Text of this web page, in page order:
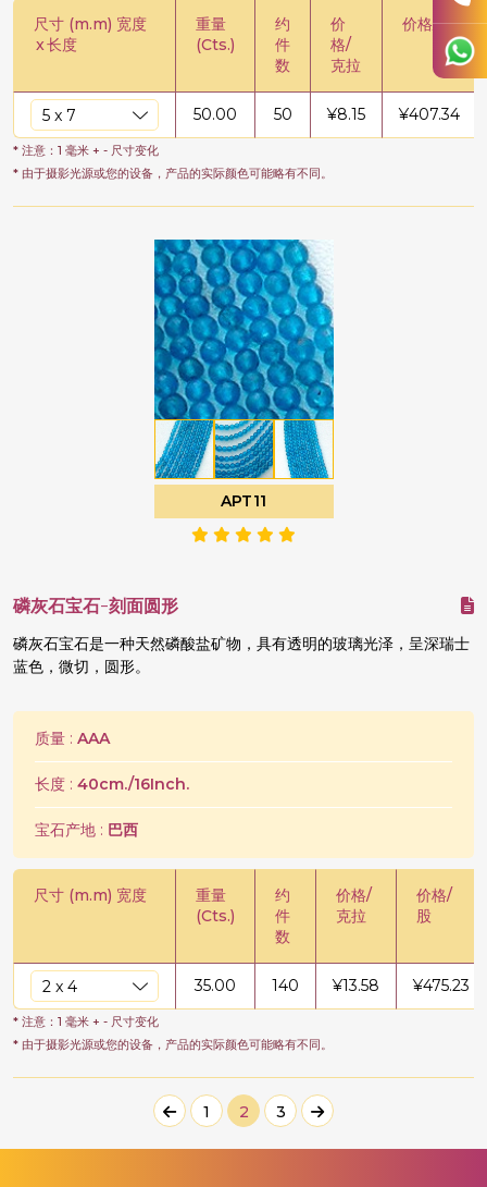
尺寸 (m.m) 宽度
x长度
重量
(Cts.)
约
件
数
价
格/
克拉
价格/股
50.00 50 ¥8.15 ¥407.34
* 注意：1 毫米 + - 尺寸变化
* 由于摄影光源或您的设备，产品的实际颜色可能略有不同。
APT11
磷灰石宝石-刻面圆形
磷灰石宝石是一种天然磷酸盐矿物，具有透明的玻璃光泽，呈深瑞士
蓝色，微切，圆形。
质量 : AAA
长度 : 40cm./16Inch.
宝石产地 : 巴西
尺寸 (m.m) 宽度
重量
(Cts.)
约
件
数
价格/
克拉
价格/
股
35.00 140 ¥13.58 ¥475.23
* 注意：1 毫米 + - 尺寸变化
* 由于摄影光源或您的设备，产品的实际颜色可能略有不同。
1 2 3